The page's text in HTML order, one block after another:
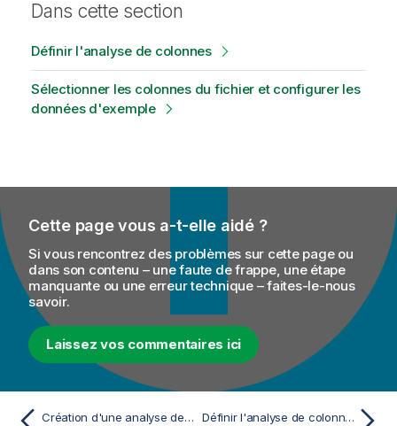
Dans cette section
Définir l'analyse de colonnes
Sélectionner les colonnes du fichier et configurer les
données d'exemple
Cette page vous a-t-elle aidé ?
Si vous rencontrez des problèmes sur cette page ou
dans son contenu – une faute de frappe, une étape
manquante ou une erreur technique – faites-le-nous
savoir.
Laissez vos commentaires ici
Création d'une analyse de colonnes simple dans un fichier Définir l'analyse de colonnes